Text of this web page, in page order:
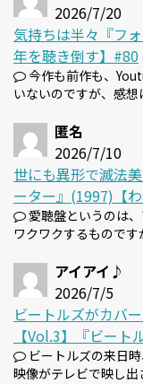
2026/7/20
気持ちは半々『フ
年を聴き倒す】#80
今作も前作も、
いないのですが、感
匿名
2026/7/10
世にも異形で滅法
ーター』(1997)【
愛聴盤というのは
ワクワクするものです
アイアイ♪
2026/7/5
ビートルズがカバ
【Vol.3】『ビート
ビートルズの来日
映像がテレビで映し出